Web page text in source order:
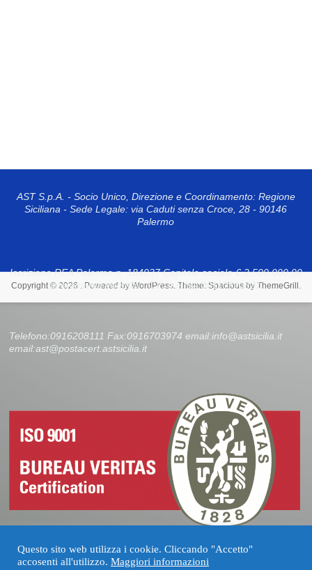
AST S.p.A. - Socio Unico, Direzione e Coordinamento: Regione
Siciliana - Sede Legale: via Caduti senza Croce, 28 - 90146
Palermo
Iscrizione REA Palermo n. 184037 Capitale sociale € 2.500.000,00
interamente versato - C.F. e P.IVA 00110790821
Telefono:0916208111 Fax:0916703974 email:info@astsicilia.it
email:ast@postacert.astsicilia.it
Copyright © 2026 . Powered by WordPress. Theme: Spacious by ThemeGrill .
Questo sito web utilizza i cookie. Cliccando "Accetto"
accosenti all'utilizzo. Maggiori informazioni